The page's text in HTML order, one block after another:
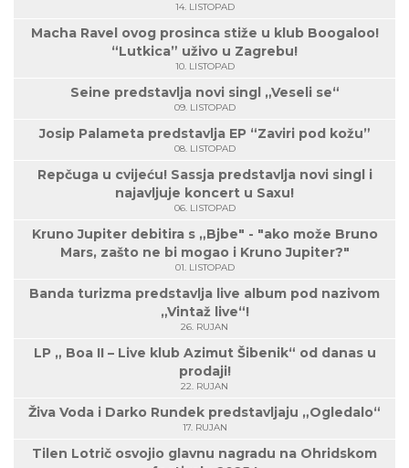
14. LISTOPAD
Macha Ravel ovog prosinca stiže u klub Boogaloo!
“Lutkica” uživo u Zagrebu!
10. LISTOPAD
Seine predstavlja novi singl „Veseli se“
09. LISTOPAD
Josip Palameta predstavlja EP “Zaviri pod kožu”
08. LISTOPAD
Repčuga u cvijeću! Sassja predstavlja novi singl i
najavljuje koncert u Saxu!
06. LISTOPAD
Kruno Jupiter debitira s „Bjbe" - "ako može Bruno
Mars, zašto ne bi mogao i Kruno Jupiter?"
01. LISTOPAD
Banda turizma predstavlja live album pod nazivom
„Vintaž live“!
26. RUJAN
LP „ Boa II – Live klub Azimut Šibenik“ od danas u
prodaji!
22. RUJAN
Živa Voda i Darko Rundek predstavljaju „Ogledalo“
17. RUJAN
Tilen Lotrič osvojio glavnu nagradu na Ohridskom